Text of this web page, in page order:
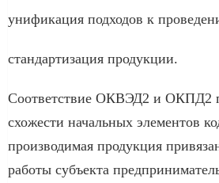
унификация подходов к
стандартизация продукции.
Соответствие ОКВЭД2 и ОКПД2
схожести начальных элементов
производимая продукция
работы субъекта